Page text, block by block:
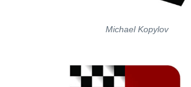
Michael Kopylov